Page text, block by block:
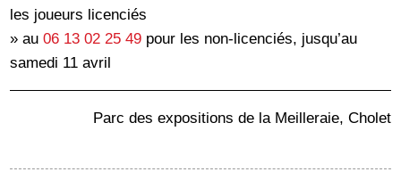
les joueurs licenciés
» au06 13 02 25 49 pour les non-licenciés, jusqu’au
samedi 11 avril
Parc des expositions de la Meilleraie, Cholet